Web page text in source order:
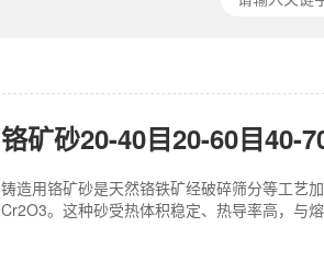
铸造用铬矿砂是天然铬铁矿经破碎筛分等工艺
Cr2O3。这种砂受热体积稳定、热导率高，与